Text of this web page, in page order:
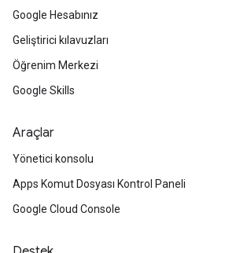
Google Hesabınız
Geliştirici kılavuzları
Öğrenim Merkezi
Google Skills
Araçlar
Yönetici konsolu
Apps Komut Dosyası Kontrol Paneli
Google Cloud Console